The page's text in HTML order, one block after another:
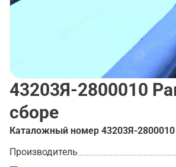
43203Я-2800010
сборе
Каталожный номер 43203Я-2800010
Производитель